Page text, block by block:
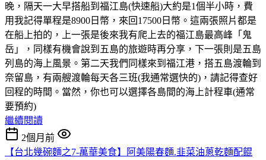
晚，隔天一大早搭船到福江島(快速船)大約是1個半小時，費
用我記得單程是8900日幣，來回17500日幣。這兩張照片都是
在船上拍的，上一張是後來我有爬上去的福江島最高峰「鬼
岳」，同樣有機會說到五島的旅遊時再分享，下一張則是五島
列島的海上風景。第二天我們同樣來到福江港，搭五島渡輪到
奈留島，有兩艘渡輪每天各三班(我通常選快的)，請記得查好
回程的時間。當然，你也可以選擇各島間的海上計程車(通常
要預約)
繼續閱讀
2個月前
【台北幾碗麵之7-萬華美食】阿美陽春麵.韭菜油蔥乾麵配餛